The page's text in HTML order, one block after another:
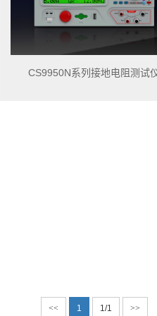
CS9950N系列接地电阻测试
<< 1 1/1 >>